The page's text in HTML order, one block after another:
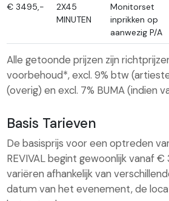
€ 3495,-
2X45
MINUTEN
Monitorset
inprikken op
aanwezig P/A
Alle getoonde prijzen zijn
voorbehoud*, excl. 9% btw
(overig) en excl. 7% BUMA (indien
Basis Tarieven
De basisprijs voor een optreden
REVIVAL begint gewoonlijk vanaf
variëren afhankelijk van
datum van het evenement, de